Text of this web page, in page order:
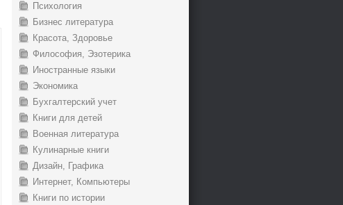
Психология
Бизнес литература
Красота, Здоровье
Философия, Эзотерика
Иностранные языки
Экономика
Бухгалтерский учет
Книги для детей
Военная литература
Кулинарные книги
Дизайн, Графика
Интернет, Компьютеры
Книги по истории